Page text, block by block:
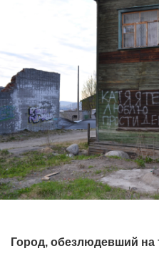
Город, обезлюдевший на